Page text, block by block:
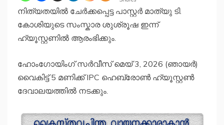
നിത്യതയിൽ ചേർക്കപ്പെട്ട പാസ്റ്റർ മാത്യു ടി.
കോശിയുടെ സംസ്കാര ശുശ്രൂഷ ഇന്ന്
ഹ്യൂസ്റ്റണിൽ ആരംഭിക്കും.
ഹോംഗോയിംഗ് സർവീസ് മെയ് 3, 2026 (ഞായർ)
വൈകിട്ട് 5 മണിക്ക് IPC ഹെബ്രോൺ ഹ്യൂസ്റ്റൺ
ദേവാലയത്തിൽ നടക്കും.